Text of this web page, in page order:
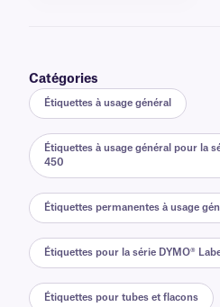
Catégories
Étiquettes à usage général
Étiquettes à usage général pour la
450
Étiquettes permanentes à usage
Étiquettes pour la série DYMO®
Étiquettes pour tubes et flacons